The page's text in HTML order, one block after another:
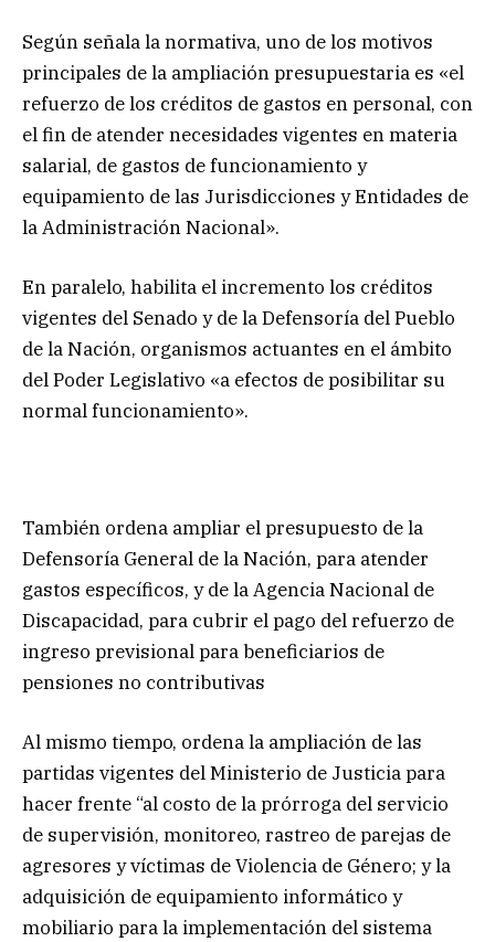
Según señala la normativa, uno de los motivos
principales de la ampliación presupuestaria es «el
refuerzo de los créditos de gastos en personal, con
el fin de atender necesidades vigentes en materia
salarial, de gastos de funcionamiento y
equipamiento de las Jurisdicciones y Entidades de
la Administración Nacional».
En paralelo, habilita el incremento los créditos
vigentes del Senado y de la Defensoría del Pueblo
de la Nación, organismos actuantes en el ámbito
del Poder Legislativo «a efectos de posibilitar su
normal funcionamiento».
También ordena ampliar el presupuesto de la
Defensoría General de la Nación, para atender
gastos específicos, y de la Agencia Nacional de
Discapacidad, para cubrir el pago del refuerzo de
ingreso previsional para beneficiarios de
pensiones no contributivas
Al mismo tiempo, ordena la ampliación de las
partidas vigentes del Ministerio de Justicia para
hacer frente “al costo de la prórroga del servicio
de supervisión, monitoreo, rastreo de parejas de
agresores y víctimas de Violencia de Género; y la
adquisición de equipamiento informático y
mobiliario para la implementación del sistema